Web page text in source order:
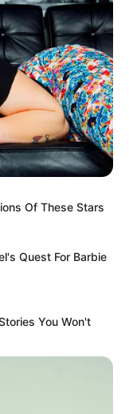
Of These Stars
Quest For Barbie
You Won't